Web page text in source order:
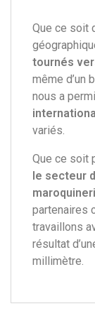
Que ce soit
tournés
même d’un
nous a
variés.
Que ce soit
le secteur
partenaires
travaillons
résultat
millimètre.